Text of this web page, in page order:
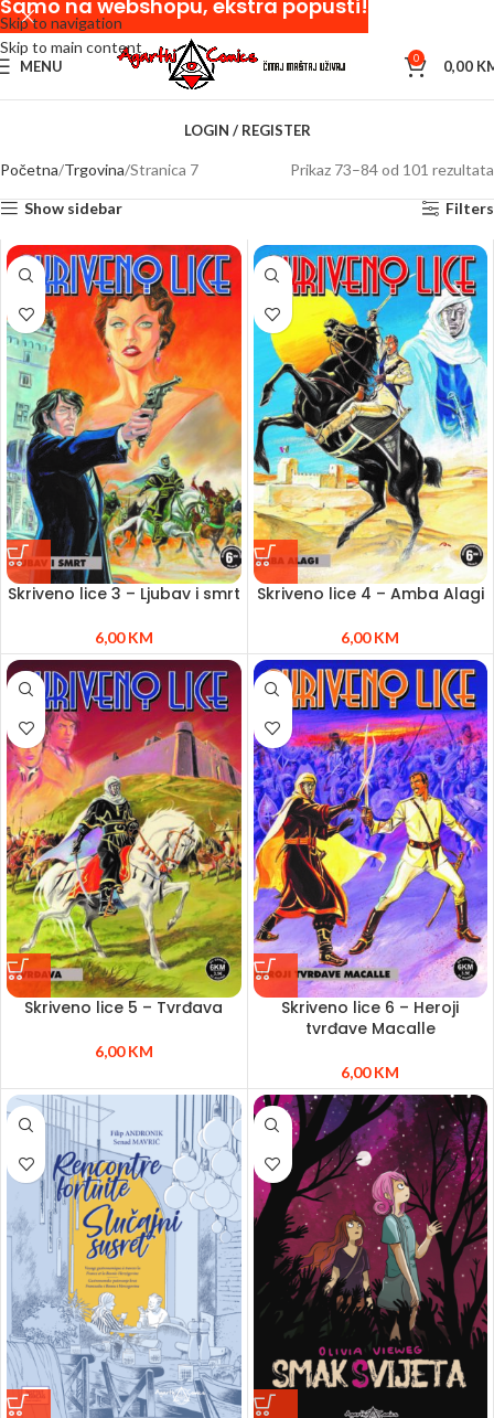
Skip to navigation
Skip to main content
MENU 0 0,00
LOGIN / REGISTER
Početna Trgovina Stranica 7 Prikaz 73–84 od 101 rezultata
Show sidebar Filters
Skriveno lice 3 – Ljubav i smrt
6,00KM
Skriveno lice 4 – Amba Alagi
6,00KM
Skriveno lice 5 – Tvrđava
6,00KM
Skriveno lice 6 – Heroji
tvrđave Macalle
6,00KM
Samo na webshopu, ekstra popusti!